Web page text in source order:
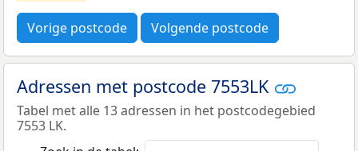
Vorige postcode Volgende postcode
Adressen met postcode 7553LK
Tabel met alle 13 adressen in het postcodegebied
7553 LK.